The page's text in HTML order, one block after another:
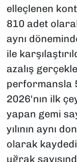
elleçlenen
810 adet
aynı
ile
azalış
performansla
2026'nın ilk
yapan gemi
yılının aynı
olarak
uğrak